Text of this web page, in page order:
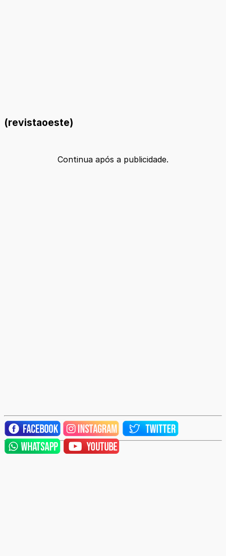
(revistaoeste)
Continua após a publicidade.